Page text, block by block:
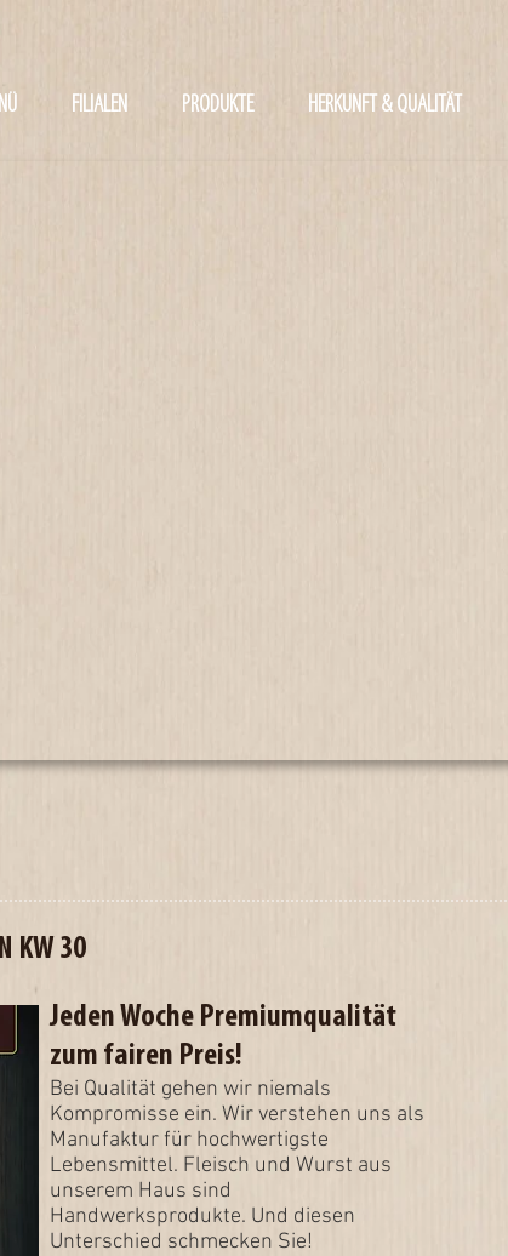
FILIALEN PRODUKTE HERKUNFT & QUALITÄT
KW 30
Jeden Woche Premiumqualität
zum fairen Preis!
Bei Qualität gehen wir niemals
Kompromisse ein. Wir verstehen uns als
Manufaktur für hochwertigste
Lebensmittel. Fleisch und Wurst aus
unserem Haus sind
Handwerksprodukte. Und diesen
Unterschied schmecken Sie!